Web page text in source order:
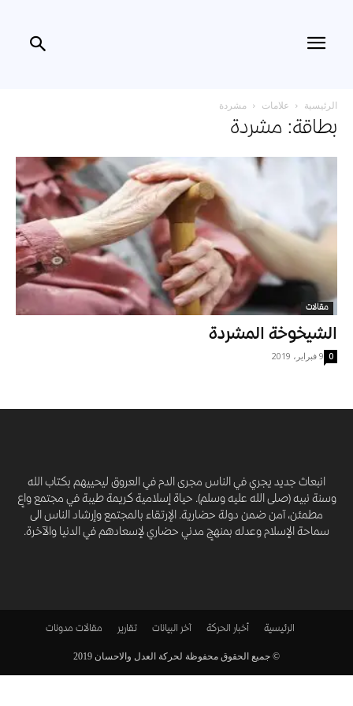
الرئيسية علامات مشردة
بطاقة: مشردة
مقالات
الشيخوخة المشردة
9 فبراير، 2019 0
انبعاث جديد يجري في الناس مجرى الدم في العروق ليحييهم بكتاب الله
وسنة نبيه (صلى الله عليه وسلم). حياة إسلامية كريمة طيبة في مجتمع واعٍ
مطمئن، آمن ضمن دولة حضارية. الإرتقاء بالمجتمع وإرشاد الناس الى
سماحة الإسلام وعدله بمنهجٍ مدني حضاري لإسعادهم في الدنيا والآخرة.
الرئيسية أخبار الحركة آخر البيانات تقارير مقالات مدونات
© جميع الحقوق محفوظة لحركة العدل والاحسان 2019